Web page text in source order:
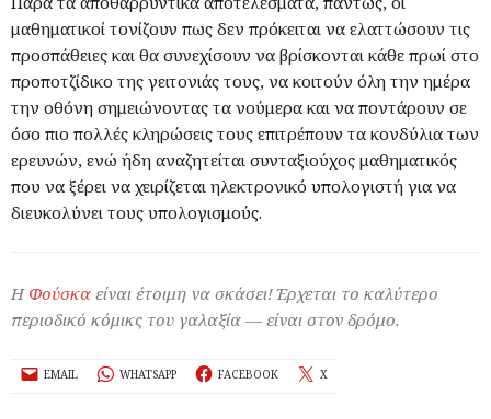
μαθηματικοί τονίζουν πως δεν πρόκειται να ελαττώσουν τις
προσπάθειες και θα συνεχίσουν να βρίσκονται κάθε πρωί στο
προποτζίδικο της γειτονιάς τους, να κοιτούν όλη την ημέρα
την οθόνη σημειώνοντας τα νούμερα και να ποντάρουν σε
όσο πιο πολλές κληρώσεις τους επιτρέπουν τα κονδύλια των
ερευνών, ενώ ήδη αναζητείται συνταξιούχος μαθηματικός
που να ξέρει να χειρίζεται ηλεκτρονικό υπολογιστή για να
διευκολύνει τους υπολογισμούς.
Η Φούσκα είναι έτοιμη να σκάσει! Έρχεται το καλύτερο
περιοδικό κόμικς του γαλαξία — είναι στον δρόμο.
EMAIL WHATSAPP FACEBOOK X